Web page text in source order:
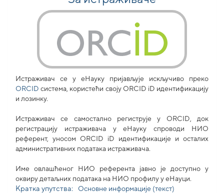
Истраживач се у еНауку пријављује искључиво преко
ORCID система, користећи своjу ORCID iD идентификацију
и лозинку.
Истраживач се самостално региструје у ORCID, док
регистрацију истраживача у еНауку спроводи НИО
референт, уносом ORCID iD идентификације и осталих
административних података истраживача.
Име овлашћеног НИО референта јавно је доступно у
оквиру детаљних података на НИО профилу у еНауци.
Кратка упутства:
Основне информације (текст)